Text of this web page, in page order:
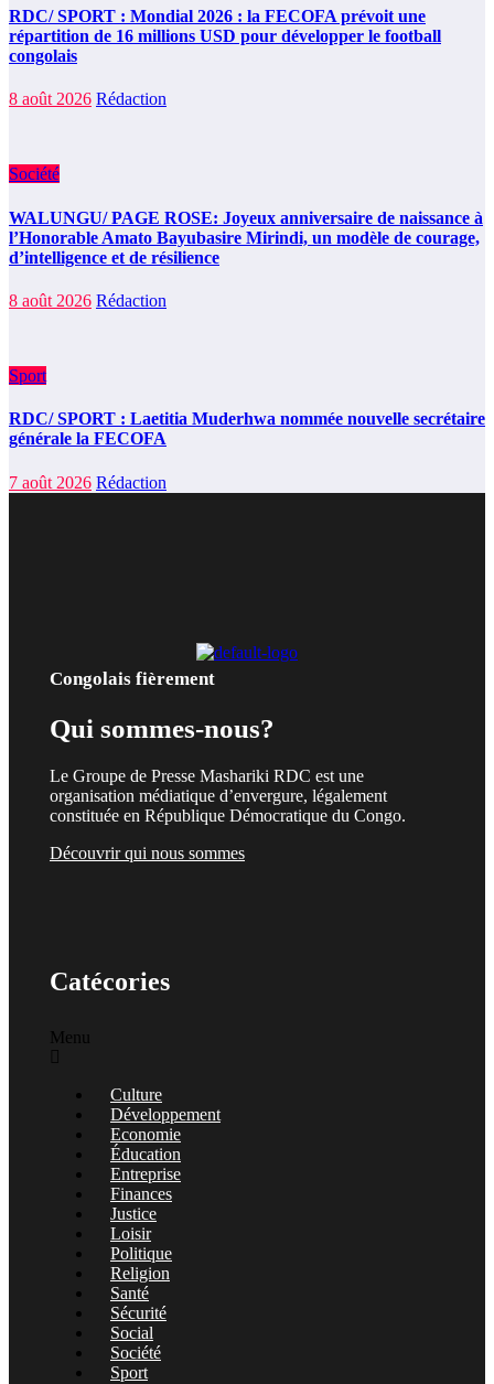
RDC/ SPORT : Mondial 2026 : la FECOFA prévoit une
répartition de 16 millions USD pour développer le football
congolais
8 août 2026 Rédaction
Société
WALUNGU/ PAGE ROSE: Joyeux anniversaire de naissance à
l’Honorable Amato Bayubasire Mirindi, un modèle de courage,
d’intelligence et de résilience
8 août 2026 Rédaction
Sport
RDC/ SPORT : Laetitia Muderhwa nommée nouvelle secrétaire
générale la FECOFA
7 août 2026 Rédaction
Congolais fièrement
Qui sommes-nous?
Le Groupe de Presse Mashariki RDC est une
organisation médiatique d’envergure, légalement
constituée en République Démocratique du Congo.
Découvrir qui nous sommes
Catécories
Menu
Culture
Développement
Economie
Éducation
Entreprise
Finances
Justice
Loisir
Politique
Religion
Santé
Sécurité
Social
Société
Sport